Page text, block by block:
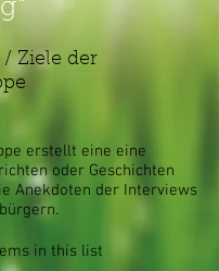
Ziele der
erstellt eine eine
oder Geschichten
Anekdoten der Interviews
in this list